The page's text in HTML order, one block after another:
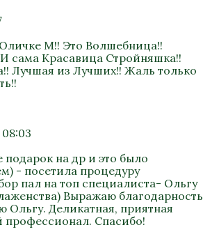
М!! Это Волшебница!!
сама Красавица Стройняшка!!
Лучшая из Лучших!! Жаль только
08:03
подарок на др и это было
- посетила процедуру
пал на топ специалиста- Ольгу
Выражаю благодарность
Ольгу. Деликатная, приятная
Спасибо!